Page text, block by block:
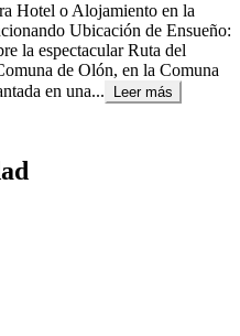
Hotel o Alojamiento en la
Ubicación de Ensueño:
la espectacular Ruta del
de Olón, en la Comuna
en una...
Leer más